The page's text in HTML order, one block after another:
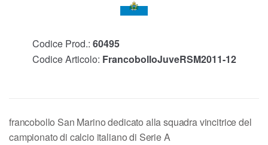
Codice Prod.: 60495
Codice Articolo: FrancobolloJuveRSM2011-12
francobollo San Marino dedicato alla squadra vincitrice del
campionato di calcio italiano di Serie A